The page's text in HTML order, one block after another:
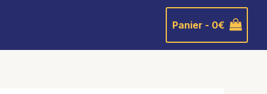
Panier - 0€